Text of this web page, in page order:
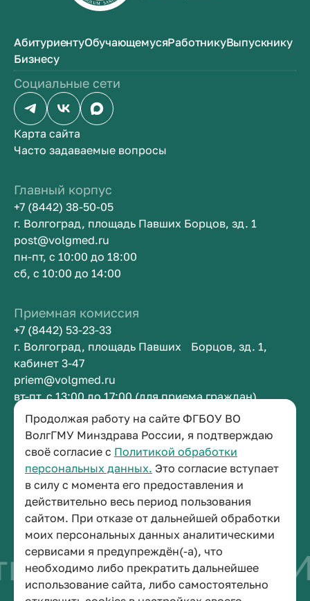
Продолжая работу на сайте ФГБОУ ВО
ВолгГМУ Минздрава России, я подтверждаю
своё согласие с Политикой обработки
персональных данных. Это согласие вступает
в силу с момента его предоставления и
действительно весь период пользования
сайтом. При отказе от дальнейшей обработки
моих персональных данных аналитическими
сервисами я предупреждён(-а), что
необходимо либо прекратить дальнейшее
использование сайта, либо самостоятельно
АбитуриентуОбучающемусяРаботникуВыпускнику
Бизнесу
Социальные сети
Карта сайта
Часто задаваемые вопросы
Главный корпус
+7 (8442) 38-50-05
г. Волгоград, площадь Павших Борцов, зд. 1
post@volgmed.ru
пн-пт, с 10:00 до 18:00
сб, с 10:00 до 14:00
Приемная комиссия
+7 (8442) 53-23-33
г. Волгоград, площадь Павших Борцов, зд. 1,
кабинет 3-47
priem@volgmed.ru
вт-пт, с 13:00 до 17:00 (для приема граждан)
Приемная ректора
+7 (8442) 38-50-05
г. Волгоград, площадь Павших Борцов, зд. 1,
кабинет 3-11
post@volgmed.ru
пн-пт, с 08.30 до 17.00 (перерыв с 12.30 до 13.00)
быть врачом